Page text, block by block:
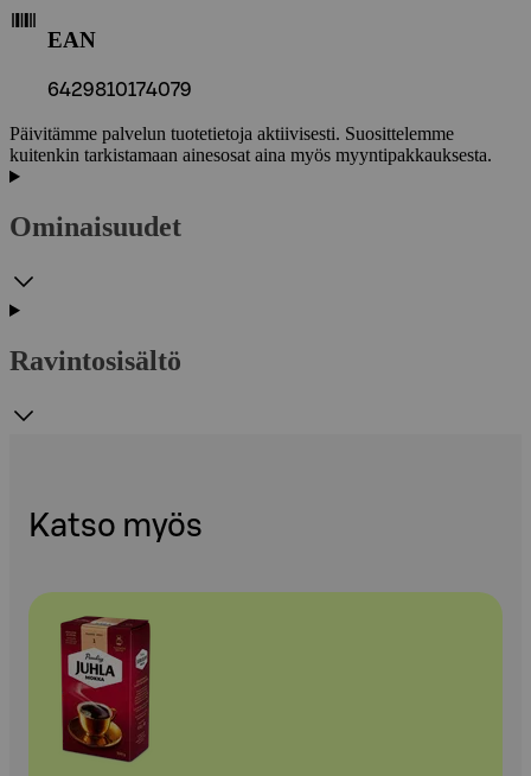
EAN
6429810174079
Päivitämme palvelun tuotetietoja aktiivisesti. Suosittelemme
kuitenkin tarkistamaan ainesosat aina myös myyntipakkauksesta.
Ominaisuudet
Ravintosisältö
Katso myös